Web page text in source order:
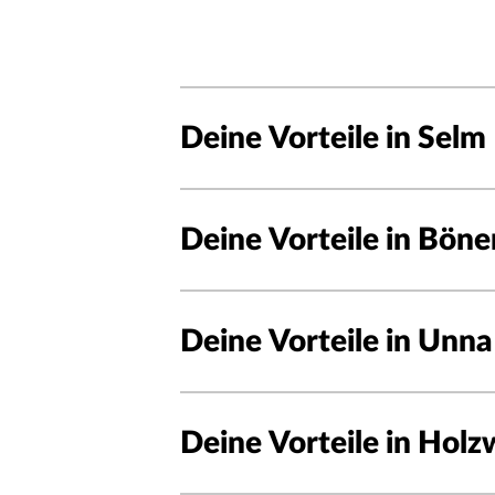
Deine Vorteile in Selm
Deine Vorteile in
Deine Vorteile in Unna
Deine Vorteile in